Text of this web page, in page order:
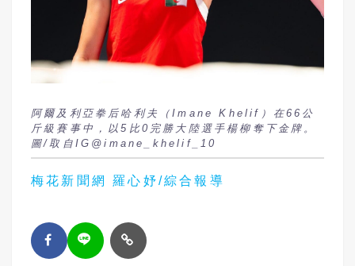
阿爾及利亞拳后哈利夫（Imane Khelif）在66公
斤級賽事中，以5比0完勝大陸選手楊柳奪下金牌。
圖/取自IG@imane_khelif_10
梅花新聞網 羅心妤/綜合報導